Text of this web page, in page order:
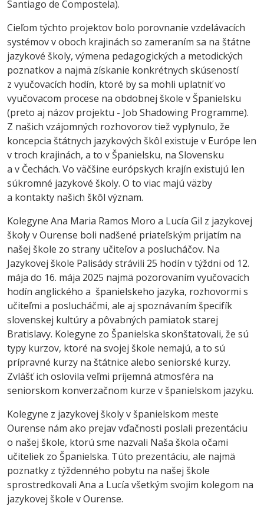
Santiago de Compostela).
Cieľom týchto projektov bolo porovnanie vzdelávacích
systémov v oboch krajinách so zameraním sa na štátne
jazykové školy, výmena pedagogických a metodických
poznatkov a najmä získanie konkrétnych skúseností
z vyučovacích hodín, ktoré by sa mohli uplatniť vo
vyučovacom procese na obdobnej škole v Španielsku
(preto aj názov projektu - Job Shadowing Programme).
Z našich vzájomných rozhovorov tiež vyplynulo, že
koncepcia štátnych jazykových škôl existuje v Európe len
v troch krajinách, a to v Španielsku, na Slovensku
a v Čechách. Vo väčšine európskych krajín existujú len
súkromné jazykové školy. O to viac majú väzby
a kontakty našich škôl význam.
Kolegyne Ana Maria Ramos Moro a Lucía Gil z jazykovej
školy v Ourense boli nadšené priateľským prijatím na
našej škole zo strany učiteľov a poslucháčov. Na
Jazykovej škole Palisády strávili 25 hodín v týždni od 12.
mája do 16. mája 2025 najmä pozorovaním vyučovacích
hodín anglického a španielskeho jazyka, rozhovormi s
učiteľmi a poslucháčmi, ale aj spoznávaním špecifík
slovenskej kultúry a pôvabných pamiatok starej
Bratislavy. Kolegyne zo Španielska skonštatovali, že sú
typy kurzov, ktoré na svojej škole nemajú, a to sú
prípravné kurzy na štátnice alebo seniorské kurzy.
Zvlášť ich oslovila veľmi príjemná atmosféra na
seniorskom konverzačnom kurze v španielskom jazyku.
Kolegyne z jazykovej školy v španielskom meste
Ourense nám ako prejav vďačnosti poslali prezentáciu
o našej škole, ktorú sme nazvali Naša škola očami
učiteliek zo Španielska. Túto prezentáciu, ale najmä
poznatky z týždenného pobytu na našej škole
sprostredkovali Ana a Lucía všetkým svojim kolegom na
jazykovej škole v Ourense.